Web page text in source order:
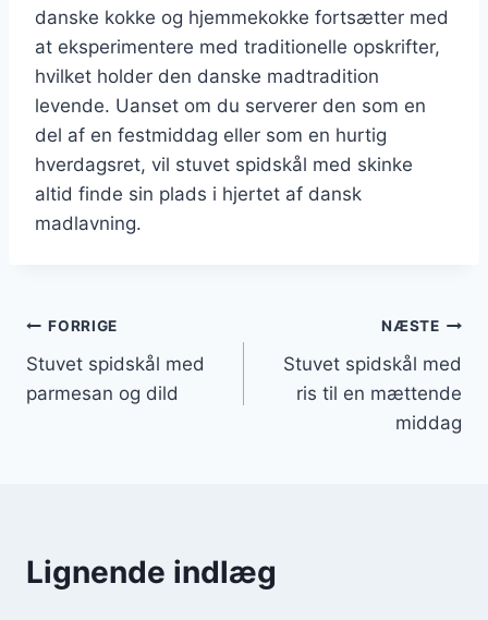
danske kokke og hjemmekokke fortsætter med
at eksperimentere med traditionelle opskrifter,
hvilket holder den danske madtradition
levende. Uanset om du serverer den som en
del af en festmiddag eller som en hurtig
hverdagsret, vil stuvet spidskål med skinke
altid finde sin plads i hjertet af dansk
madlavning.
Indlægsnavigation
FORRIGE
Stuvet spidskål med
parmesan og dild
NÆSTE
Stuvet spidskål med
ris til en mættende
middag
Lignende indlæg